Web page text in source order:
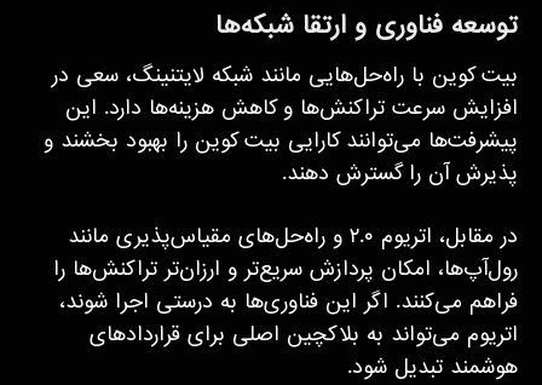
توسعه فناوری و ارتقا شبکه‌ها
بیت کوین با راه‌حل‌هایی مانند شبکه لایتنینگ، سعی در
افزایش سرعت تراکنش‌ها و کاهش هزینه‌ها دارد. این
پیشرفت‌ها می‌توانند کارایی بیت کوین را بهبود بخشند و
پذیرش آن را گسترش دهند.
در مقابل، اتریوم ۲.۰ و راه‌حل‌های مقیاس‌پذیری مانند
رول‌آپ‌ها، امکان پردازش سریع‌تر و ارزان‌تر تراکنش‌ها را
فراهم می‌کنند. اگر این فناوری‌ها به درستی اجرا شوند،
اتریوم می‌تواند به بلاکچین اصلی برای قراردادهای
هوشمند تبدیل شود.